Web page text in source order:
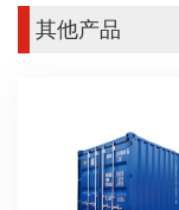
其他产品